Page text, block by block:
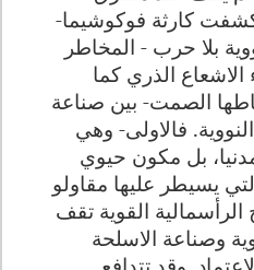
كارثة فوكوشيما-
بلا حرب - المخاطر
الاشعاع الذري كما
الصمت- بين صناعة
فالاولى- وهي
بل مكون حيوي
يسيطر عليها مقاولو
القوية تقف
وصناعة الاسلحة